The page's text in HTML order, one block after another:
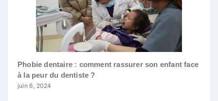
Phobie dentaire : comment rassurer son enfant face
à la peur du dentiste ?
juin 6, 2024